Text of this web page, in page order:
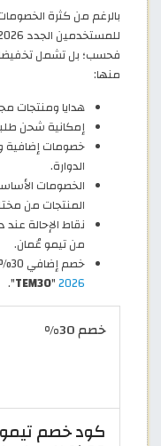
بالرغم من كثرة
فحسب؛ بل تشمل تخفيضات
منها:
هدايا ومنتجات
إمكانية شحن
خصومات إضافية
الدوارة.
المنتجات من
نقاط الإحالة
من تيمو عُمان.
خصم إضافي 30% عند تطبيق
2026
"
TEM30
".
خصم 30%
كود خصم